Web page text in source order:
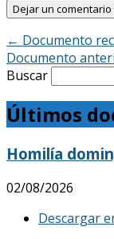
← Documento
Documento
Buscar
Últimos
Homilía
02/08/2026
Descargar